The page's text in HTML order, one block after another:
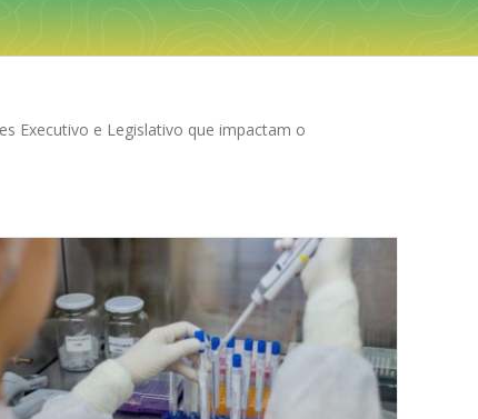
Executivo e Legislativo que impactam o